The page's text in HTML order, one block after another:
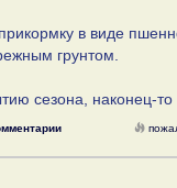
в виде
грунтом.
сезона, наконец-